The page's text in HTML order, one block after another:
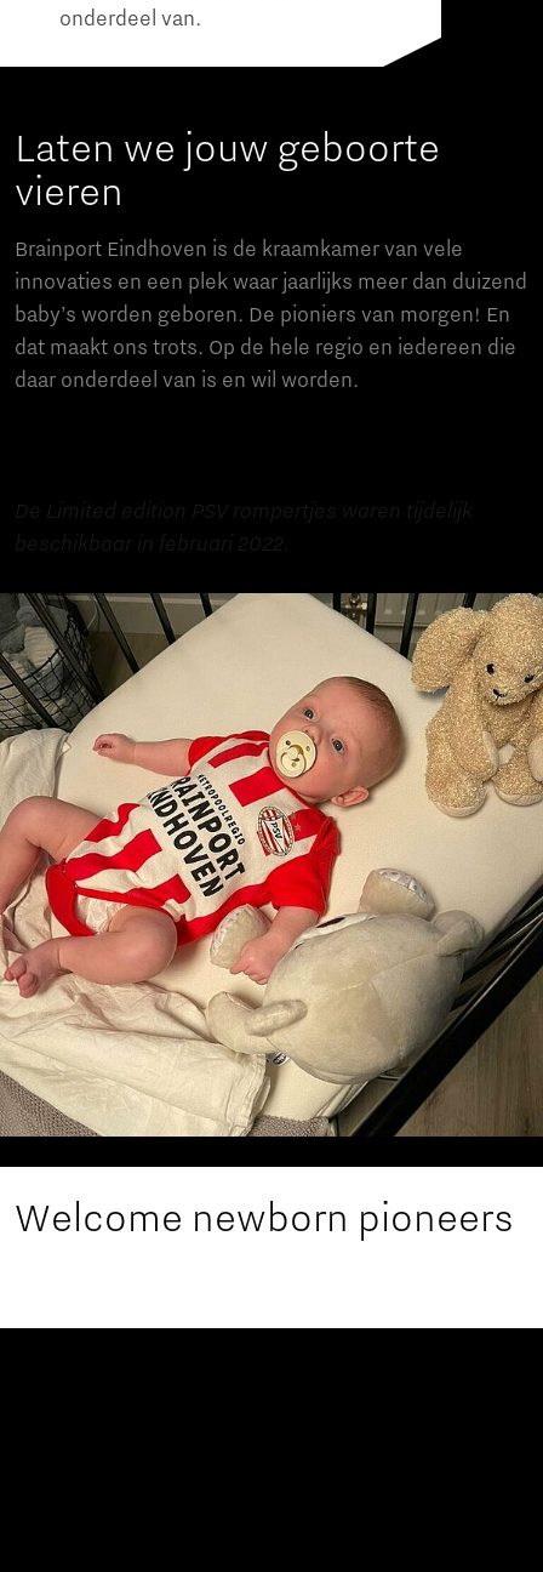
onderdeel van.
Laten we jouw geboorte
vieren
Brainport Eindhoven is de kraamkamer van vele
innovaties en een plek waar jaarlijks meer dan duizend
baby’s worden geboren. De pioniers van morgen! En
dat maakt ons trots. Op de hele regio en iedereen die
daar onderdeel van is en wil worden.
De Limited edition PSV rompertjes waren tijdelijk
beschikbaar in februari 2022.
Welcome newborn pioneers